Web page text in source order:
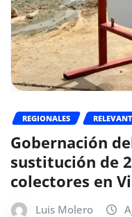
REGIONALES
Gobernación
sustitución de
colectores en
Luis Molero